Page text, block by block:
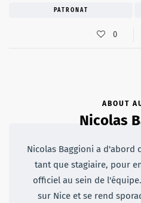
PATRONAT
0
ABOUT
Nicolas
Nicolas Baggioni a d'abord
tant que stagiaire, pour
officiel au sein de
sur Nice et se rend